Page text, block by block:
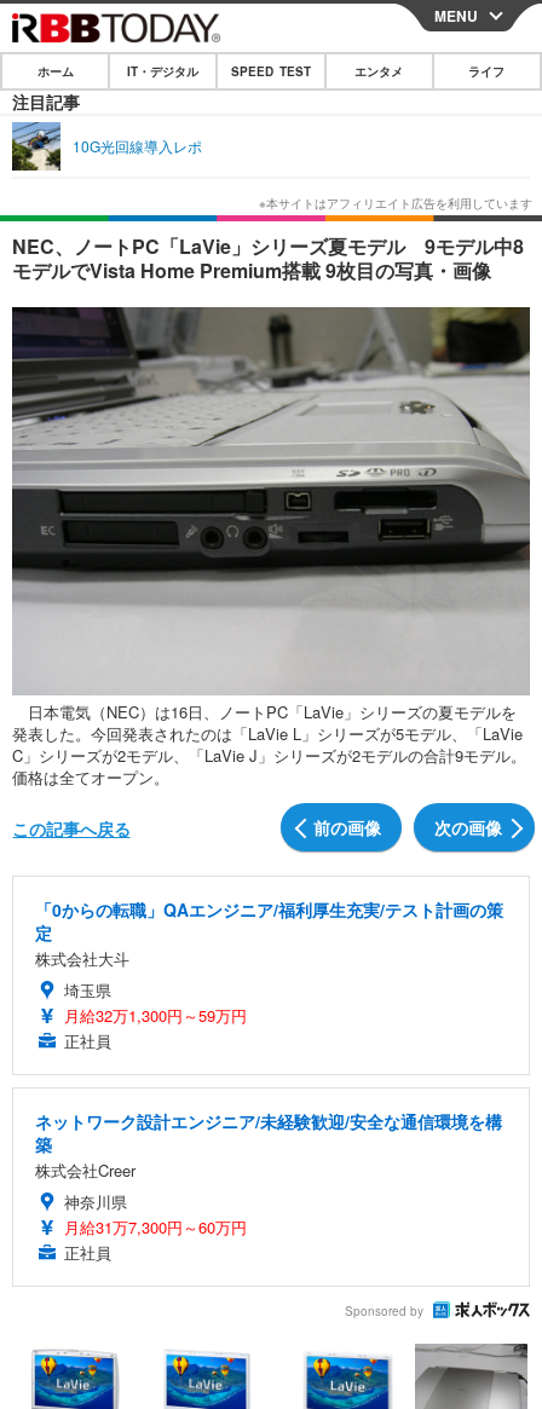
CLOSE
ホーム
IT・デジタル
ネタ ガジェット・ツール
ショッピング その他
エンタメTOP 映画・ドラマ
韓流・K-POP 韓国・芸能
音楽 スポーツ
グラビア
ショッピング その他
ライフTOP グルメ
ペット ショッピング
その他
リリース一覧
プッシュ通知の停止方法
MENU
ホーム IT・デジタル SPEED TEST エンタメ ライフ
注目記事
10G光回線導入レポ
NEC、ノートPC「LaVie」シリーズ夏モデル 9モデル中8
モデルでVista Home Premium搭載 9枚目の写真・画像
日本電気（NEC）は16日、ノートPC「LaVie」シリーズの夏モデルを
発表した。今回発表されたのは「LaVie L」シリーズが5モデル、「LaVie
C」シリーズが2モデル、「LaVie J」シリーズが2モデルの合計9モデル。
価格は全てオープン。
前の画像 次の画像
この記事へ戻る
「0からの転職」QAエンジニア/福利厚生充実/テスト計画の策
定
株式会社大斗
埼玉県
月給32万1,300円～59万円
正社員
ネットワーク設計エンジニア/未経験歓迎/安全な通信環境を構
築
株式会社Creer
神奈川県
月給31万7,300円～60万円
正社員
Sponsored by